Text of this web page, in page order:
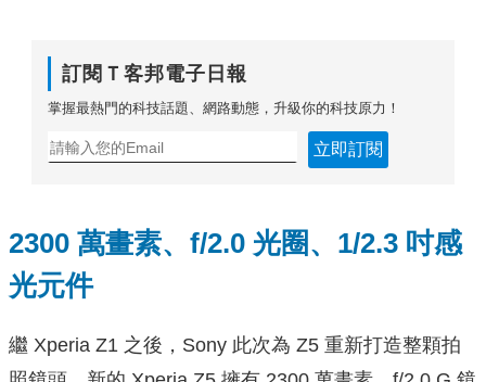
訂閱Ｔ客邦電子日報
掌握最熱門的科技話題、網路動態，升級你的科技原力！
立即訂閱
2300 萬畫素、f/2.0 光圈、1/2.3 吋感
光元件
繼 Xperia Z1 之後，Sony 此次為 Z5 重新打造整顆拍